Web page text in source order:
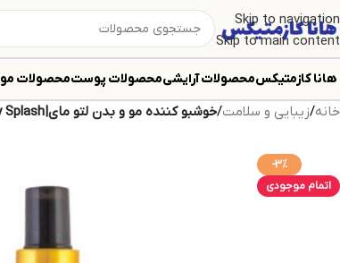
Skip to navigation
Skip to main content
هانا کازمتیکسمحصولات آرایشیمحصولات پوستمحصولات مو
خانه/زیبایی و سلامت/خوشبو کننده مو و بدن لتو مای|My Leto Hair And Body Splash
-3%
اتمام موجودی